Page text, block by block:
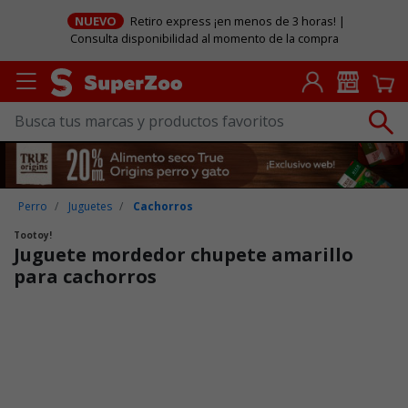
NUEVO
Retiro express ¡en menos de 3 horas! |
Consulta disponibilidad al momento de la compra
Perro Juguetes Cachorros
Tootoy!
Juguete mordedor chupete amarillo
para cachorros